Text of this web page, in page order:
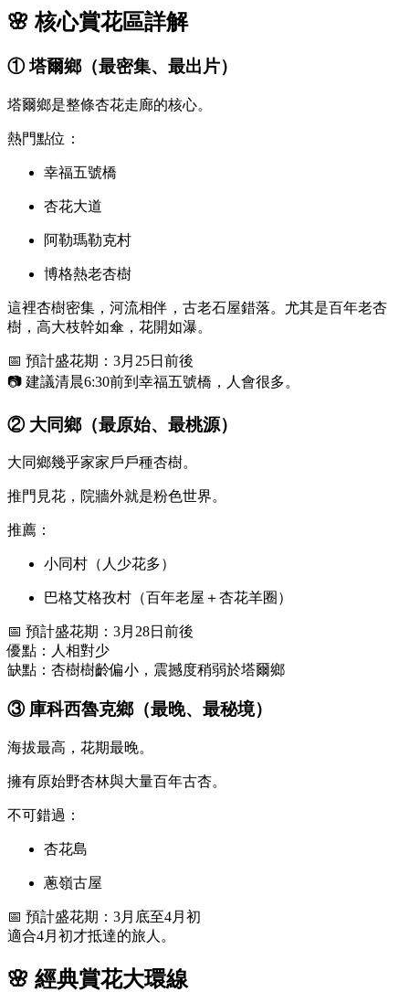
🌸 核心賞花區詳解
① 塔爾鄉（最密集、最出片）
塔爾鄉是整條杏花走廊的核心。
熱門點位：
幸福五號橋
杏花大道
阿勒瑪勒克村
博格熱老杏樹
這裡杏樹密集，河流相伴，古老石屋錯落。尤其是百年老杏
樹，高大枝幹如傘，花開如瀑。
📅 預計盛花期：3月25日前後
📷 建議清晨6:30前到幸福五號橋，人會很多。
② 大同鄉（最原始、最桃源）
大同鄉幾乎家家戶戶種杏樹。
推門見花，院牆外就是粉色世界。
推薦：
小同村（人少花多）
巴格艾格孜村（百年老屋＋杏花羊圈）
📅 預計盛花期：3月28日前後
優點：人相對少
缺點：杏樹樹齡偏小，震撼度稍弱於塔爾鄉
③ 庫科西魯克鄉（最晚、最秘境）
海拔最高，花期最晚。
擁有原始野杏林與大量百年古杏。
不可錯過：
杏花島
蔥嶺古屋
📅 預計盛花期：3月底至4月初
適合4月初才抵達的旅人。
🌸 經典賞花大環線